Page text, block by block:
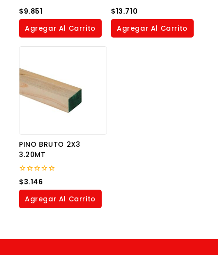
0
out
of
$9.851
Agregar Al Carrito
0
out
of
$13.710
Agregar Al Carrito
PINO BRUTO 2X3
3.20MT
0
out
of
$3.146
Agregar Al Carrito